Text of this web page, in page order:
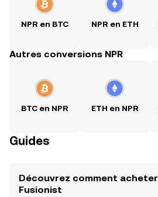
NPR en BTC NPR en ETH
Autres conversions NPR
BTC en NPR ETH en NPR
Guides
Découvrez comment acheter
Fusionist